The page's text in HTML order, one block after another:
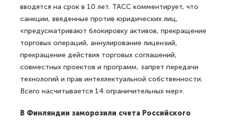
вводятся на срок в 10 лет. ТАСС комментирует, что
санкции, введенные против юридических лиц,
«предусматривают блокировку активов, прекращение
торговых операций, аннулирование лицензий,
прекращение действия торговых соглашений,
совместных проектов и программ, запрет передачи
технологий и прав интеллектуальной собственности.
Всего насчитывается 14 ограничительных мер».
В Финляндии заморозили счета Российского